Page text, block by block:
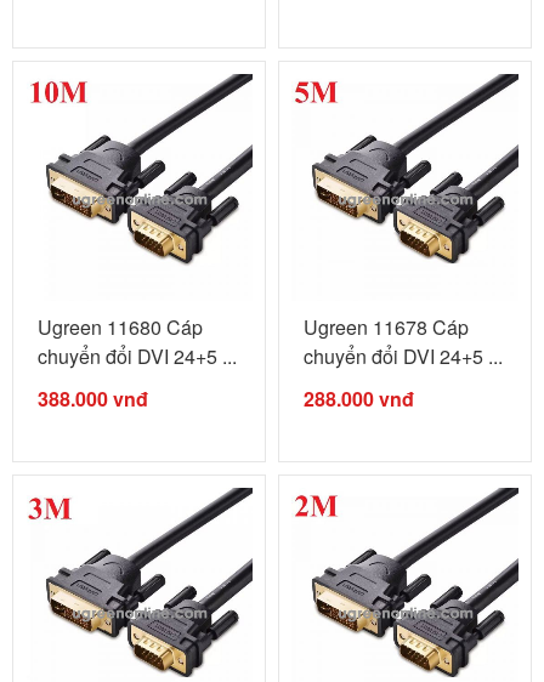
Ugreen 11680 Cáp
chuyển đổi DVI 24+5 ...
388.000vnđ
Ugreen 11678 Cáp
chuyển đổi DVI 24+5 ...
288.000vnđ